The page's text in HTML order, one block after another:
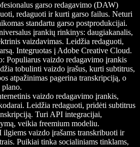
garso redagavimo (DAW)
redaguoti ir kurti garso failus. Neturi
standartu garso postprodukcijai.
įrankių rinkinys: daugiakanalis,
vaizdavimas. Leidžia redaguoti,
Integruotas į Adobe Creative Cloud.
Populiarus vaizdo redagavimo įrankis
tobulinti vaizdo įrašus, kurti subtitrus,
atpažinimas pagerina transkripciją, o
vaizdo redagavimo įrankis,
Leidžia redaguoti, pridėti subtitrus
Turi API integracijai,
veikia freemium modeliu.
ilgiems vaizdo įrašams transkribuoti ir
Puikiai tinka socialiniams tinklams,